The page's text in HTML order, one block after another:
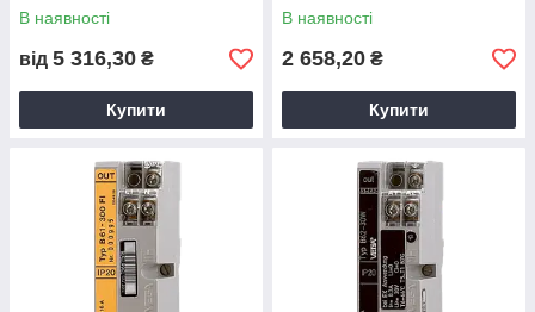
В наявності
від 5 316,30 ₴
Купити
В наявності
2 658,20 ₴
Купити